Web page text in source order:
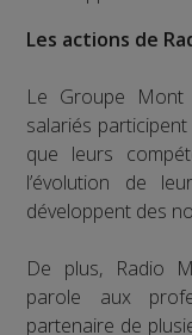
Les actions de
Le Groupe
salariés
que leurs
l’évolution de
développent des
De plus, Radio
parole aux
partenaire de